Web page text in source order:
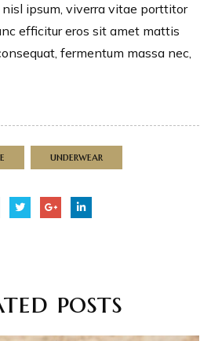
ipsum, viverra vitae porttitor
efficitur eros sit amet mattis
fermentum massa nec,
underwear
posts